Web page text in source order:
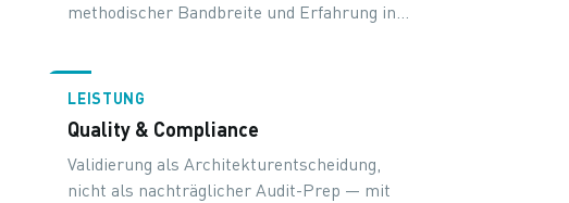
methodischer Bandbreite und Erfahrung in
LEISTUNG
Quality & Compliance
Validierung als Architekturentscheidung,
nicht als nachträglicher Audit-Prep — mit